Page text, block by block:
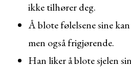
ikke tilhører deg.
Å blote følelsene sine
men også frigjørende.
Han liker å blote sjelen